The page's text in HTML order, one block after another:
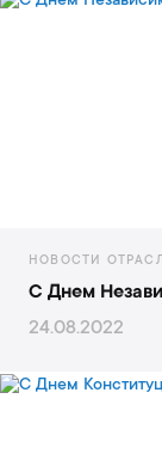
НОВОСТИ
С Днем
24.08.2022